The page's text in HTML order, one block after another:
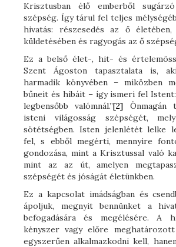
Krisztusban élő emberből
szépség. Így tárul fel teljes
hivatás: részesedés az ő
küldetésében és ragyogás az ő
Ez a belső élet-, hit- és
Szent Ágoston tapasztalata is,
harmadik könyvében – miközben
bűneit és hibáit – így ismeri fel
legbensőbb valómnál.”[2] Önmagán
isteni világosság szépségét,
sötétségben. Isten jelenlétét lelke
fel, s ebből megérti, mennyire
gondozása, mint a Krisztussal való
mint az az út, amelyen
szépségét és jóságát életünkben.
Ez a kapcsolat imádságban és
ápoljuk, megnyit bennünket a
befogadására és megélésére. A
kényszer vagy előre meghatározott
egyszerűen alkalmazkodni kell,